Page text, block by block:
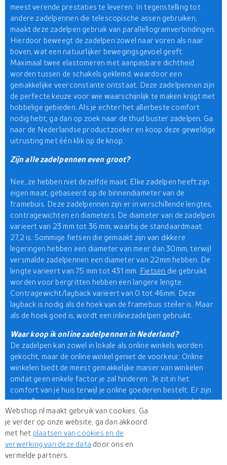
meest verende prestaties te leveren. In tegenstelling tot
andere zadelpennen die telescopische assen gebruiken,
maakt deze zadelpen gebruik van parallellogramverbindingen.
Hierdoor beweegt de zadelpen zowel naar voren als naar
boven, wat een natuurlijker bewegingsgevoel geeft.
Maximaal twee elastomeren met aanpasbare dichtheid
worden tussen de schakels geklemd, waardoor een
gemakkelijke veerconstante ontstaat. Deze zadelpennen zijn
de perfecte keuze voor wie waarschijnlijk te maken krijgt met
hobbelige gebieden. Als je echter het allerbeste comfort
nodig hebt, ga dan op zoek naar de thud buster zadelpen. Ga
naar de Nederlandse productzoeker en koop deze geweldige
uitrusting met één klik op de knop.
Zijn alle zadelpennen even groot?
Nee, ze hebben niet dezelfde maat. Elke zadelpen heeft zijn
eigen maat, gebaseerd op de binnendiameter van de
framebuis. Deze zadelpennen zijn er in verschillende lengtes,
contragewichten en diameters. De diameter van de zadelpen
varieert van 23 mm tot 36 mm, waarbij de standaardmaat
27,2 is. Sommige fietsen die gemaakt zijn van dikkere
legeringen hebben een diameter van meer dan 30mm, terwijl
versmalde zadelpennen een diameter van 22mm hebben. De
lengte varieert van 75 mm tot 431 mm. Fietsen die gebruikt
worden voor bergritten hebben een langere lengte.
Contragewicht/layback varieert van 0 tot 46mm. Deze
layback is nodig als de hoek van de framebuis steiler is. Maar
als de hoek goed is, wordt een inlinezadelpen gebruikt.
Waar koop ik online zadelpennen in Nederland?
De zadelpen kan zowel in lokale als online winkels worden
gekocht, maar de online winkel geniet de voorkeur. Online
winkelen biedt de meest gemakkelijke manier van winkelen
omdat geen enkele factor je zal hinderen. Je zit in het
comfort van je huis terwijl je online goederen bestelt. Er zijn
ook talloze online winkels waar je uit kunt kiezen, dus de kans
dat je je favoriete product mist is vrijwel nihil. Je kunt
producten van verschillende online sites vergelijken en er
eentje uitkiezen die aan je behoeften voldoet. Met de vele
bonussen die worden aangeboden, krijg je kwaliteit tegen een
lage prijs. Ben je op zoek naar een plek om online een
Webshop.nl maakt gebruik van cookies. Ga
je verder op onze website, ga dan akkoord
met het plaatsen van cookies en de
verwerking van deze data door ons en
vermelde partners.